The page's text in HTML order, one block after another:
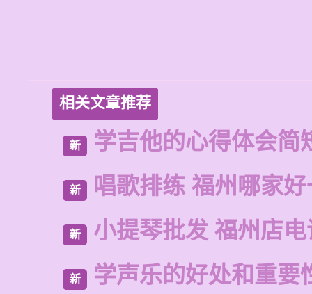
相关文章推荐
新 学吉他的心得体会简
新 唱歌排练 福州哪家
新 小提琴批发 福州店
新 学声乐的好处和重要